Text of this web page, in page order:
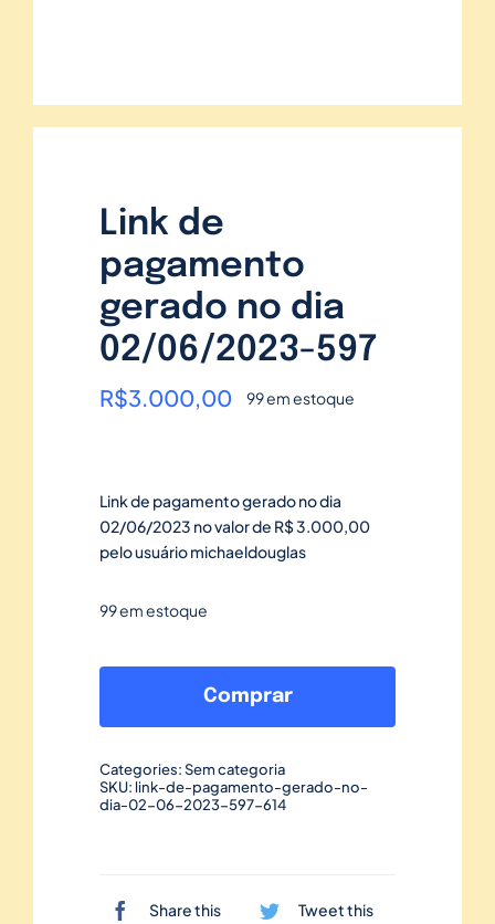
Link de
pagamento
gerado no dia
02/06/2023-597
R$3.000,00 99 em estoque
Link de pagamento gerado no dia
02/06/2023 no valor de R$ 3.000,00
pelo usuário michaeldouglas
99 em estoque
de
no
dia
quantidade
Comprar
Categories:Sem categoria
SKU: link-de-pagamento-gerado-no-
dia-02-06-2023-597-614
Share this
Tweet this